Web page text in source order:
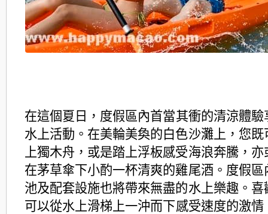
在這個夏日，度假區內首當其衝的清涼體驗
水上活動。 在美輪美奐的白色沙灘上，您既
上獨木舟， 或是踏上浮板感受海浪奔騰， 亦
在茅草傘下小酌一杯清爽的雞尾酒。 度假區
池及配套設施也將帶來無盡的水上樂趣。 喜
可以從水上滑梯上一沖而下感受速度的激情